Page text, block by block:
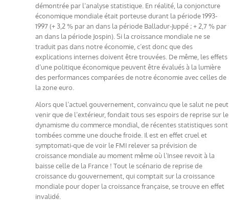
démontrée par l’analyse statistique. En réalité, la conjoncture
économique mondiale était porteuse durant la période 1993-
1997 (+ 3,2 % par an dans la période Balladur-Juppé ; + 2,7 % par
an dans la période Jospin). Si la croissance mondiale ne se
traduit pas dans notre économie, c’est donc que des
explications internes doivent être trouvées. De même, les effets
d’une politique économique peuvent être évalués à la lumière
des performances comparées de notre économie avec celles de
la zone euro.
Alors que l’actuel gouvernement, convaincu que le salut ne peut
venir que de l’extérieur, fondait tous ses espoirs de reprise sur le
dynamisme du commerce mondial, de récentes statistiques sont
tombées comme une douche froide. Il est en effet cruel et
symptomati-que de voir le FMI relever sa prévision de
croissance mondiale au moment même où l’Insee revoit à la
baisse celle de la France ! Tout le scénario de reprise de
croissance du gouvernement, qui comptait sur la croissance
mondiale pour doper la croissance française, se trouve en effet
invalidé.